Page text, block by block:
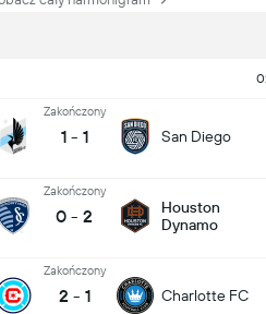
Zakończony
1 - 1 San Diego
Zakończony
0 - 2
Houston
Dynamo
Zakończony
2 - 1 Charlotte FC